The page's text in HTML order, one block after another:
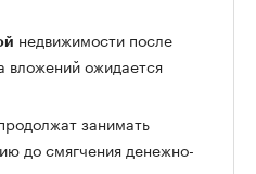
недвижимости после
вложений ожидается
занимать
до смягчения денежно-